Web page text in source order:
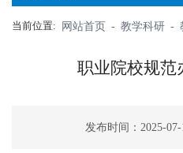
当前位置: 网站首页 - 教学科研 -
职业院校规范
发布时间：2025-07-